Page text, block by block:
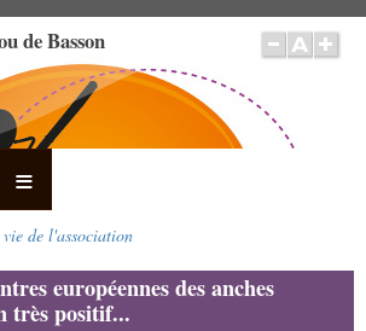
de Basson
de l'association
européennes des anches
très positif...